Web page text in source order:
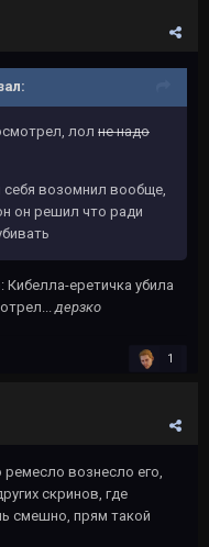
лол не надо
себя возомнил вообще,
он решил что ради
еретичка убила
дерзко
1
ремесло вознесло его,
скринов, где
смешно, прям такой